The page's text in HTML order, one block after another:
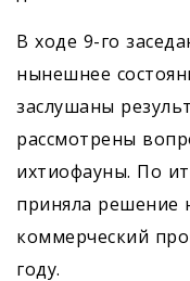
В ходе 9-го
нынешнее
заслушаны
рассмотрены
ихтиофауны. По
приняла решение
коммерческий
году.